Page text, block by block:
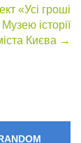
«Усі гроші
історії
Києва →